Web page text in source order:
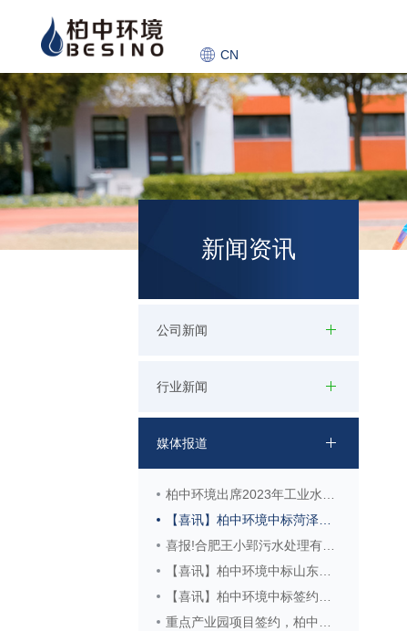
CN
新闻资讯
公司新闻
行业新闻
媒体报道
柏中环境出席2023年工业水大会并做主题报告
【喜讯】柏中环境中标菏泽市第四污水处理厂工程特许经营权
喜报!合肥王小郢污水处理有限公司“一期氧化沟技改”项目荣获政府“绿色奖补”
【喜讯】柏中环境中标山东万盛环保岛（一期）项目
【喜讯】柏中环境中标签约慈溪市排水有限公司北部污水处理厂委托运营管理服务采购项目
重点产业园项目签约，柏中深度布局海南市场